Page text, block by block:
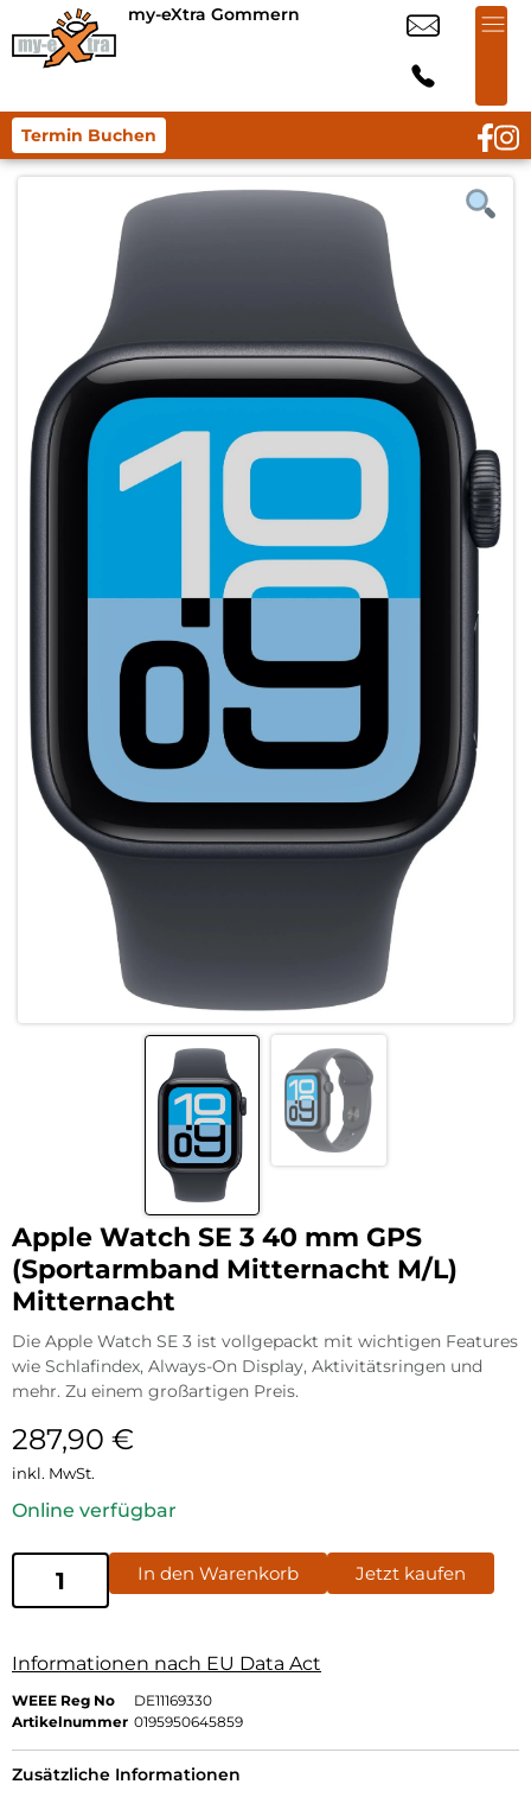
my-eXtra Gommern
Termin Buchen
Apple Watch SE 3 40 mm GPS
(Sportarmband Mitternacht M/L)
Mitternacht
Die Apple Watch SE 3 ist vollgepackt mit wichtigen Features
wie Schlafindex, Always-On Display, Aktivitätsringen und
mehr. Zu einem großartigen Preis.
287,90 €
inkl. MwSt.
Online verfügbar
In den Warenkorb Jetzt kaufen
Informationen nach EU Data Act
WEEE Reg No
DE11169330
Artikelnummer 0195950645859
Zusätzliche Informationen